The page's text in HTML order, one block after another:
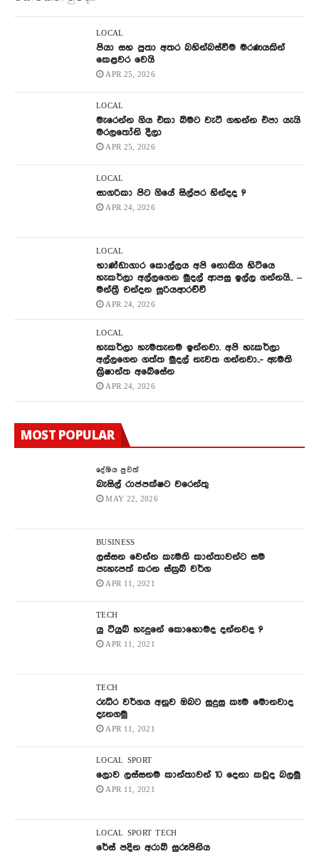
LOCAL
පියා සහ පුතා අතර බහින්බස්වීම මරණයකින්
කෙළවර වෙයි
APR 25, 2026
LOCAL
මැරෙන්න ගිය එකා බිමට වැටී ගහන්න එපා යැයි
මරලතෝනි දීලා
APR 25, 2026
LOCAL
සාගරිකා පිට ගියේ සිල්පර හින්දද ?
APR 24, 2026
LOCAL
භාණ්ඩාගාර කොල්ලය අපි නොකිය හිටියෙ
හැකර්ලා අල්ලගෙන මුදල් ආපසු ඉල්ල ගන්නයි.. –
මන්ත්‍රී චන්දන සූරියආරච්චි
APR 24, 2026
LOCAL
හැකර්ලා හැමතැනම ඉන්නවා. අපි හැකර්ලා
අල්ලගෙන ගත්ත මුදල් නැවත ගන්නවා..- ඇමති
ක්‍රිෂාන්ත අබේසේන
APR 24, 2026
MOST POPULAR
දේශිය පුවත්
බැසිල් රාජපක්ෂට වරෙන්තු
MAY 22, 2026
BUSINESS
ලස්සන වෙන්න කැමති කාන්තාවන්ට සම
පැහැපත් කරන ස්ක්‍රබ් වර්ග
APR 11, 2021
TECH
යු ටියුබ් හැදුනේ කොහොමද දන්නවද ?
APR 11, 2021
TECH
රුධිර වර්ගය අනුව ඔබට සුදුසු කෑම මොනවාද
දැනගමු
APR 11, 2021
LOCAL SPORT
ලොව ලස්සනම කාන්තාවන් 10 දෙනා කවුද බලමු
APR 11, 2021
LOCAL SPORT TECH
රේස් පදින අරාබි සුරූපිනිය